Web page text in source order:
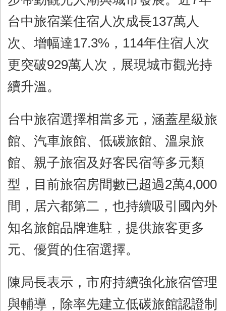
台中旅宿業住宿人次成長137萬人
次、增幅達17.3%，114年住宿人次
更突破929萬人次，展現城市觀光持
續升溫。
台中旅宿選擇相當多元，涵蓋星級旅
館、汽車旅館、低碳旅館、溫泉旅
館、親子旅宿及好客民宿等多元類
型，目前旅宿房間數已超過2萬4,000
間，居六都第二，也持續吸引國內外
知名旅館品牌進駐，提供旅客更多
元、優質的住宿選擇。
陳局長表示，市府持續強化旅宿管理
與輔導，除率先建立低碳旅館認證制